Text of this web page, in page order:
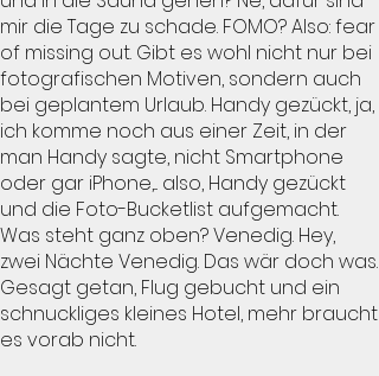
mir die Tage zu schade. FOMO? Also: fear
of missing out. Gibt es wohl nicht nur bei
fotografischen Motiven, sondern auch
bei geplantem Urlaub. Handy gezückt, ja,
ich komme noch aus einer Zeit, in der
man Handy sagte, nicht Smartphone
oder gar iPhone,... also, Handy gezückt
und die Foto-Bucketlist aufgemacht.
Was steht ganz oben? Venedig. Hey,
zwei Nächte Venedig. Das wär doch was.
Gesagt getan, Flug gebucht und ein
schnuckliges kleines Hotel, mehr braucht
es vorab nicht.